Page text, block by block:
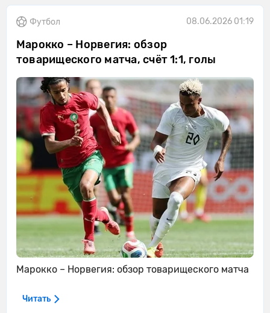
Футбол 08.06.2026 01:19
Марокко – Норвегия: обзор
товарищеского матча, счёт 1:1, голы
Марокко – Норвегия: обзор товарищеского матча
Читать